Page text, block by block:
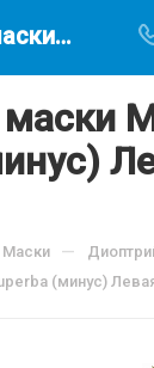
Линза для маски Marlin Superba (минус) Левая -2.0, по цене 2106.78 руб, купить в интернет-магазине подводной охоты Водолаз.РФ в Москве. -
Маски —
(минус)